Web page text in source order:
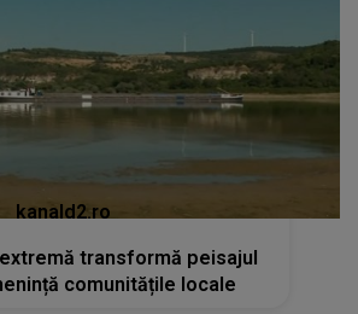
kanald2.ro
transformă peisajul
comunitățile locale